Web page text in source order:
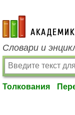
academic.ru
Словари и
Толкования